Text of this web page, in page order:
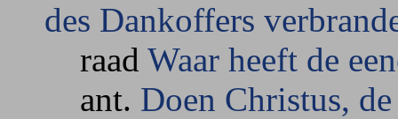
des Dankoffers
raad Waar heeft de
ant. Doen Christus,